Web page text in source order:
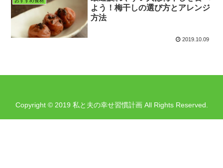
よう！梅干しの選び方とアレンジ
方法
2019.10.09
Copyright © 2019 私と夫の幸せ習慣計画 All Rights Reserved.